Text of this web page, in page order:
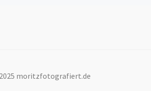
moritzfotografiert.de